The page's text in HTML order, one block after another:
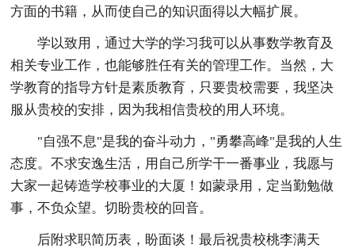
方面的书籍，从而使自己的知识面得以大幅扩展。
学以致用，通过大学的学习我可以从事数学教育及
相关专业工作，也能够胜任有关的管理工作。当然，大
学教育的指导方针是素质教育，只要贵校需要，我坚决
服从贵校的安排，因为我相信贵校的用人环境。
"自强不息"是我的奋斗动力，"勇攀高峰"是我的人生
态度。不求安逸生活，用自己所学干一番事业，我愿与
大家一起铸造学校事业的大厦！如蒙录用，定当勤勉做
事，不负众望。切盼贵校的回音。
后附求职简历表，盼面谈！最后祝贵校桃李满天